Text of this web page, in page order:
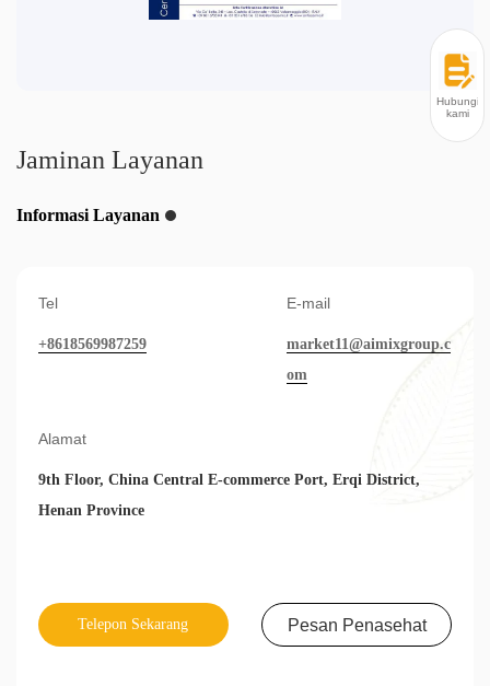
Jaminan Layanan
Informasi Layanan
Tel
+8618569987259
E-mail
market11@aimixgroup.c
om
Alamat
9th Floor, China Central E-commerce Port, Erqi District,
Henan Province
Telepon Sekarang Pesan Penasehat
Hubungi
kami